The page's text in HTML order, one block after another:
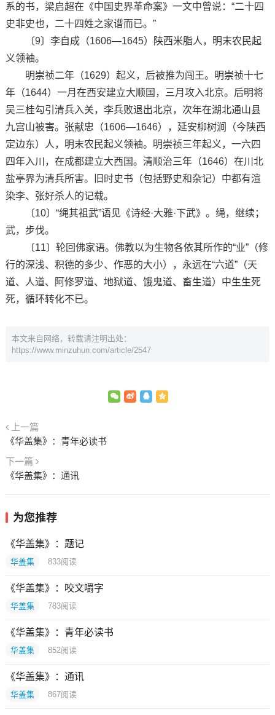
系的书，梁启超在《中国史界革命案》一文中曾说：“二十四
史非史也，二十四姓之家谱而已。”
〔9〕李自成（1606—1645）陕西米脂人，明末农民起
义领袖。
明崇祯二年（1629）起义，后被推为闯王。明崇祯十七
年（1644）一月在西安建立大顺国，三月攻入北京。后明将
吴三桂勾引清兵入关，李兵败退出北京，次年在湖北通山县
九宫山被害。张献忠（1606—1646），延安柳树涧（今陕西
定边东）人，明末农民起义领袖。明崇祯三年起义，一六四
四年入川，在成都建立大西国。清顺治三年（1646）在川北
盐亭界为清兵所害。旧时史书（包括野史和杂记）中都有渲
染李、张好杀人的记载。
〔10〕“绳其祖武”语见《诗经·大雅·下武》。绳，继续；
武，步伐。
〔11〕轮回佛家语。佛教以为生物各依其所作的“业”（修
行的深浅、积德的多少、作恶的大小），永远在“六道”（天
道、人道、阿修罗道、地狱道、饿鬼道、畜生道）中生生死
死，循环转化不已。
本文来自网络，转载请注明出处：
https://www.minzuhun.com/article/2547
上一篇
《华盖集》：青年必读书
下一篇
《华盖集》：通讯
为您推荐
《华盖集》：题记
华盖集 833阅读
《华盖集》：咬文嚼字
华盖集 783阅读
《华盖集》：青年必读书
华盖集 852阅读
《华盖集》：通讯
华盖集 867阅读